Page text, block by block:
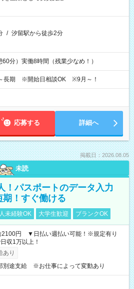
/ 汐留駅から徒歩2分
分）実働8時間（残業少なめ！）
長期 ※開始日相談OK ※9月～！
応募する 詳細へ
掲載日：2026.08.05
未読
！パスポートのデータ入力
期！すぐ働ける
未経験OK 大学生歓迎 ブランクOK
2100円 ▼日払い週払い可能！※規定有り
収1万以上！
あり
別途支給 ※お仕事によって変動あり